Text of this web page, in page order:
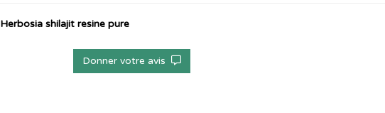
Herbosia shilajit resine pure
Donner votre avis